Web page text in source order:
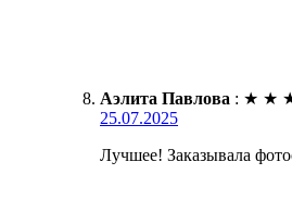
Аэлита Павлова : ★ ★
25.07.2025
Лучшее! Заказывала